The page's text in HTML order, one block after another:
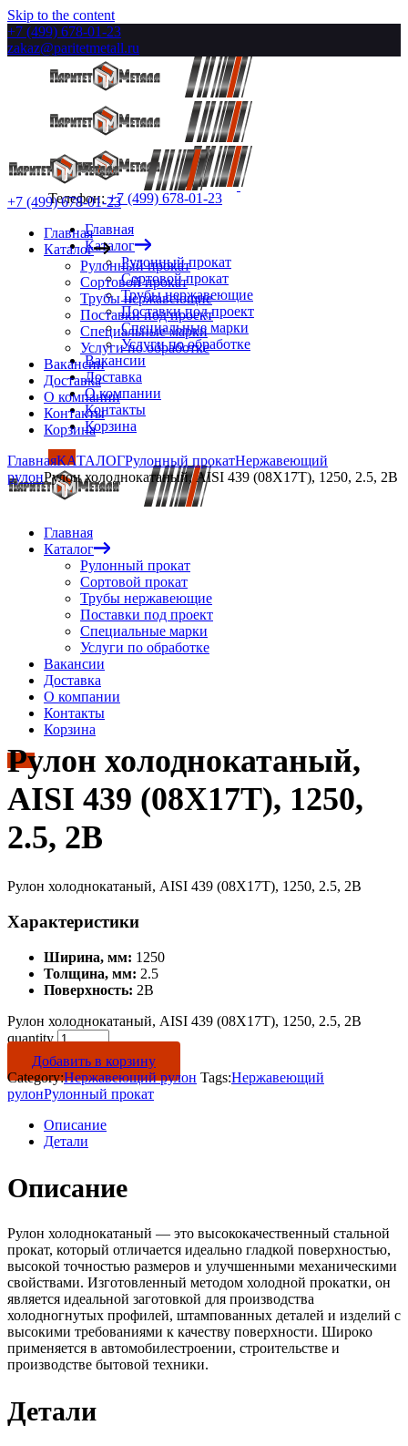
Skip to the content
+7 (499) 678-01-23
zakaz@paritetmetall.ru
Телефон:+7 (499) 678-01-23
Главная
Каталог
Рулонный прокат
Сортовой прокат
Трубы нержавеющие
Поставки под проект
Специальные марки
Услуги по обработке
Вакансии
Доставка
О компании
Контакты
Корзина
Главная
Каталог
Рулонный прокат
Сортовой прокат
Трубы нержавеющие
Поставки под проект
Специальные марки
Услуги по обработке
Вакансии
Доставка
О компании
Контакты
Корзина
+7 (499) 678-01-23
Главная
Каталог
Рулонный прокат
Сортовой прокат
Трубы нержавеющие
Поставки под проект
Специальные марки
Услуги по обработке
Вакансии
Доставка
О компании
Контакты
Корзина
ГлавнаяКАТАЛОГРулонный прокатНержавеющий
рулонРулон холоднокатаный, AISI 439 (08Х17Т), 1250, 2.5, 2B
Рулон холоднокатаный,
AISI 439 (08Х17Т), 1250,
2.5, 2B
Рулон холоднокатаный, AISI 439 (08Х17Т), 1250, 2.5, 2B
Характеристики
Ширина, мм: 1250
Толщина, мм: 2.5
Поверхность: 2B
Рулон холоднокатаный, AISI 439 (08Х17Т), 1250, 2.5, 2B
quantity
Добавить в корзину
Category:Нержавеющий рулон Tags:Нержавеющий
рулонРулонный прокат
Описание
Детали
Описание
Рулон холоднокатаный — это высококачественный стальной
прокат, который отличается идеально гладкой поверхностью,
высокой точностью размеров и улучшенными механическими
свойствами. Изготовленный методом холодной прокатки, он
является идеальной заготовкой для производства
холодногнутых профилей, штампованных деталей и изделий с
высокими требованиями к качеству поверхности. Широко
применяется в автомобилестроении, строительстве и
производстве бытовой техники.
Детали